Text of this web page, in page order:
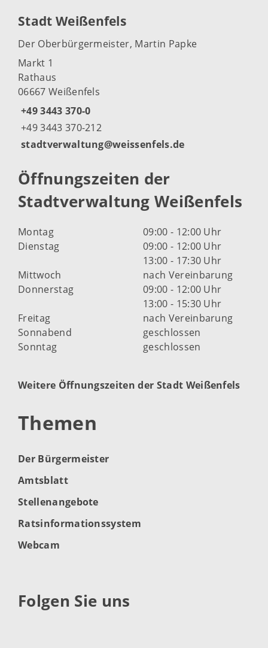
Stadt Weißenfels
Der Oberbürgermeister, Martin Papke
Markt 1
Rathaus
06667 Weißenfels
+49 3443 370-0
+49 3443 370-212
stadtverwaltung@weissenfels.de
Öffnungszeiten der
Stadtverwaltung Weißenfels
Montag
09:00 - 12:00 Uhr
Dienstag
09:00 - 12:00 Uhr
13:00 - 17:30 Uhr
Mittwoch
nach Vereinbarung
Donnerstag
09:00 - 12:00 Uhr
13:00 - 15:30 Uhr
Freitag
nach Vereinbarung
Sonnabend
geschlossen
Sonntag
geschlossen
Weitere Öffnungszeiten der Stadt Weißenfels
Themen
Der Bürgermeister
Amtsblatt
Stellenangebote
Ratsinformationssystem
Webcam
Folgen Sie uns